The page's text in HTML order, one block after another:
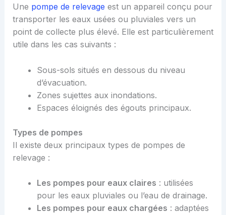
Une pompe de relevage est un appareil conçu pour
transporter les eaux usées ou pluviales vers un
point de collecte plus élevé. Elle est particulièrement
utile dans les cas suivants :
Sous-sols situés en dessous du niveau
d’évacuation.
Zones sujettes aux inondations.
Espaces éloignés des égouts principaux.
Types de pompes
Il existe deux principaux types de pompes de
relevage :
Les pompes pour eaux claires : utilisées
pour les eaux pluviales ou l’eau de drainage.
Les pompes pour eaux chargées : adaptées